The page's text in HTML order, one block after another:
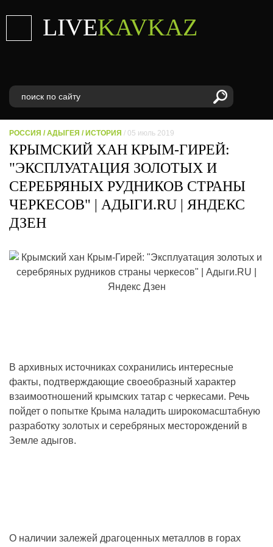
LIVEKAVKAZ
РОССИЯ /АДЫГЕЯ / ИСТОРИЯ / 05 июль 2019
КРЫМСКИЙ ХАН КРЫМ-ГИРЕЙ:
"ЭКСПЛУАТАЦИЯ ЗОЛОТЫХ И
СЕРЕБРЯНЫХ РУДНИКОВ СТРАНЫ
ЧЕРКЕСОВ" | АДЫГИ.RU | ЯНДЕКС
ДЗЕН
В архивных источниках сохранились интересные
факты, подтверждающие своеобразный характер
взаимоотношений крымских татар с черкесами. Речь
пойдет о попытке Крыма наладить широкомасштабную
разработку золотых и серебряных месторождений в
Земле адыгов.
О наличии залежей драгоценных металлов в горах